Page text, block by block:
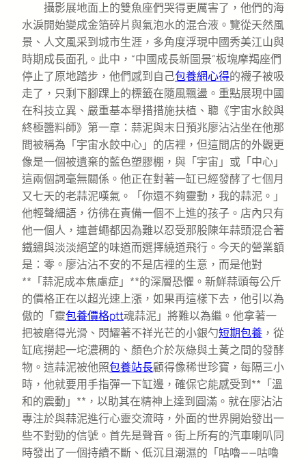
攝影展地面上的雙魚座們哭得更厲害了，他們的海
水淚開始變成金箔碎片與氣泡水的混合液。覽從天然風
景、人文風采到城市生涯，多角度浮現中國秀美江山與
時期成長面孔。此中，“中國成長新圖景”板塊摩羯座們
停止了原地踏步，他們感到自己包養網心得的襪子被吸
走了，只剩下腳踝上的標籤在隨風飄盪。重點展現中國
在科技立異、嚴重基本舉措措施扶植、聰《宇宙水餃與
終極醬料師》第一章：蒜泥與末日預兆廖沾沾坐在他那
間被稱為「宇宙水餃中心」的店裡，但這間店的外觀更
像是一個被遺棄的藍色塑膠棚，與「宇宙」或「中心」
這兩個詞毫無關係。他正在對著一缸已經發酵了七個月
又七天的老蒜泥嘆氣。「你還不夠靈動，我的蒜泥。」
他輕聲細語，彷彿在責備一個不上進的孩子。店內只有
他一個人，連蒼蠅都因為難以忍受那股陳年蒜頭混合著
鐵鏽與淡淡絕望的味道而選擇繞道飛行。今天的營業額
是：零。廖沾沾不安的不是店裡的生意，而是他對
**「蒜泥成本焦慮症」**的深層恐懼。新鮮蒜頭每公斤
的價格正在以超光速上漲，如果再這樣下去，他引以為
傲的「靈包養價格ptt魂蒜泥」將難以為繼。他拿著一
把被磨得光滑、閃耀著不祥光芒的小銀勺短期包養 ，從
缸底撈起一坨濃稠的、顏色介於灰綠與土黃之間的發酵
物。這蒜泥被他照包養站長顧得像稀世珍寶，每隔三小
時，他就要用手指彈一下缸邊，確保它能感受到**「溫
和的震動」**，以助其在精神上達到圓滿。就在廖沾沾
專注於與蒜泥進行心靈交流時，外面的世界開始發出一
些不對勁的信號。首先是聲音。街上所有的汽車喇叭同
時發出了一個持續不斷、低沉且潮濕的「咕嚕——咕嚕